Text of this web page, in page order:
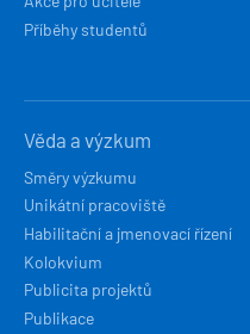
Příběhy studentů
Věda a výzkum
Směry výzkumu
Unikátní pracoviště
Habilitační a jmenovací řízení
Kolokvium
Publicita projektů
Publikace